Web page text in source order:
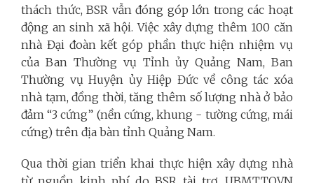
thách thức, BSR vẫn đóng góp lớn trong các hoạt
động an sinh xã hội. Việc xây dựng thêm 100 căn
nhà Đại đoàn kết góp phần thực hiện nhiệm vụ
của Ban Thường vụ Tỉnh ủy Quảng Nam, Ban
Thường vụ Huyện ủy Hiệp Đức về công tác xóa
nhà tạm, đồng thời, tăng thêm số lượng nhà ở bảo
đảm “3 cứng” (nền cứng, khung - tường cứng, mái
cứng) trên địa bàn tỉnh Quảng Nam.
Qua thời gian triển khai thực hiện xây dựng nhà